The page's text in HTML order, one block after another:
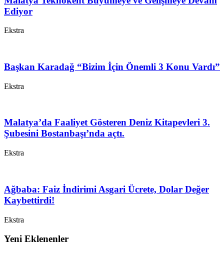
Ediyor
Ekstra
Başkan Karadağ “Bizim İçin Önemli 3 Konu Vardı”
Ekstra
Malatya’da Faaliyet Gösteren Deniz Kitapevleri 3.
Şubesini Bostanbaşı’nda açtı.
Ekstra
Ağbaba: Faiz İndirimi Asgari Ücrete, Dolar Değer
Kaybettirdi!
Ekstra
Yeni Eklenenler